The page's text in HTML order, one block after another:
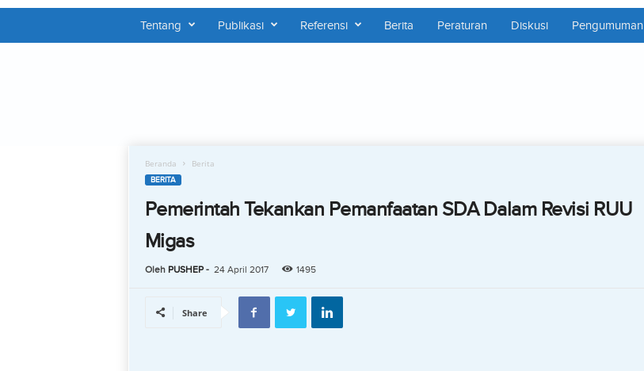
Tentang Publikasi Referensi Berita Peraturan Diskusi Pengumuman
Beranda Berita
BERITA
Pemerintah Tekankan Pemanfaatan SDA Dalam Revisi RUU
Migas
Oleh PUSHEP- 24 April 2017 1495
Share